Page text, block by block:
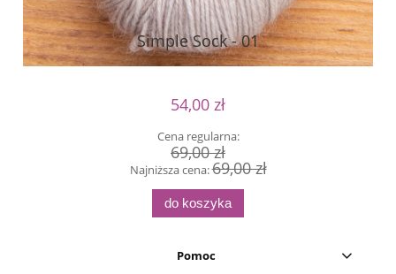
Simple Sock - 01
54,00 zł
Cena regularna:
69,00 zł
Najniższa cena:69,00 zł
do koszyka
Pomoc